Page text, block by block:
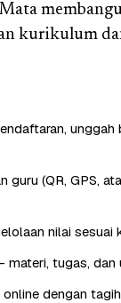
kurikulum
unggah
guru (QR, GPS,
nilai sesuai
tugas, dan
online dengan